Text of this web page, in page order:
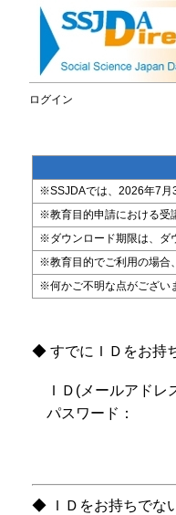
ログイン
※SSJDAでは、2026年7月
※教育目的申請における受
※ダウンロード期限は、ダ
※教育目的でご利用の場合
※何かご不明な点がござい
◆ すでにＩＤをお持
ＩＤ(メールアドレ
パスワード：
◆ ＩＤをお持ちでな